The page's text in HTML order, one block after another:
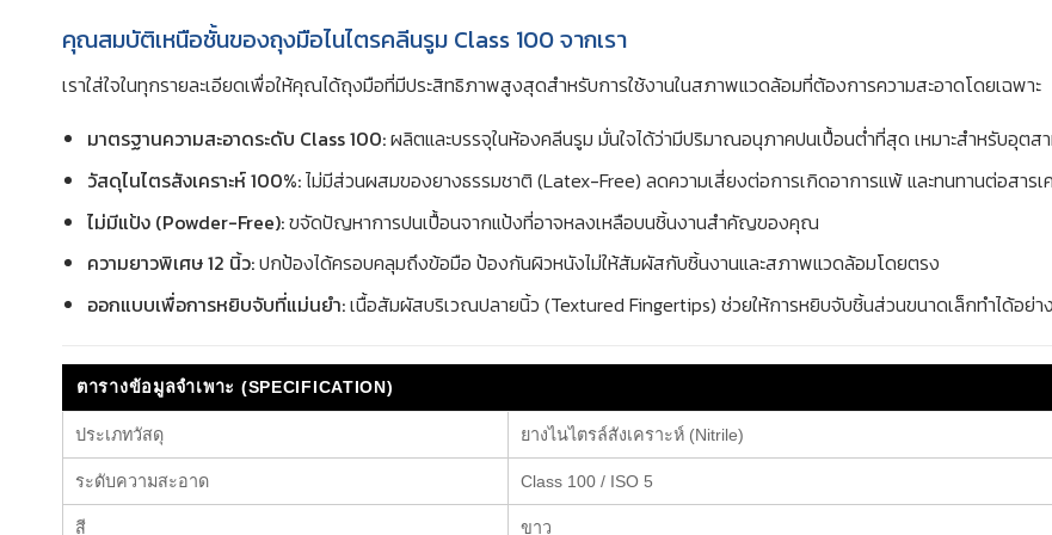
คุณสมบัติเหนือชั้นของถุงมือไนไตรคลีนรูม Class 100 จากเรา
เราใส่ใจในทุกรายละเอียดเพื่อให้คุณได้ถุงมือที่มีประสิทธิภาพสูงสุดสำหรับการใช้งานในสภาพแวดล้อมที่ต้องการความสะอาดโดยเฉพาะ
มาตรฐานความสะอาดระดับ Class 100:ผลิตและบรรจุในห้องคลีนรูม มั่นใจได้ว่ามีปริมาณอนุภาคปนเปื้อนต่ำที่สุด เหมาะสำหรับอุตส
วัสดุไนไตรสังเคราะห์ 100%:ไม่มีส่วนผสมของยางธรรมชาติ (Latex-Free) ลดความเสี่ยงต่อการเกิดอาการแพ้ และทนทานต่อสารเ
ไม่มีแป้ง (Powder-Free):ขจัดปัญหาการปนเปื้อนจากแป้งที่อาจหลงเหลือบนชิ้นงานสำคัญของคุณ
ความยาวพิเศษ 12 นิ้ว:ปกป้องได้ครอบคลุมถึงข้อมือ ป้องกันผิวหนังไม่ให้สัมผัสกับชิ้นงานและสภาพแวดล้อมโดยตรง
ออกแบบเพื่อการหยิบจับที่แม่นยำ:เนื้อสัมผัสบริเวณปลายนิ้ว (Textured Fingertips) ช่วยให้การหยิบจับชิ้นส่วนขนาดเล็กทำได้อย่า
ตารางข้อมูลจำเพาะ (SPECIFICATION)
ประเภทวัสดุ ยางไนไตรล์สังเคราะห์ (Nitrile)
ระดับความสะอาด Class 100 / ISO 5
สี ขาว